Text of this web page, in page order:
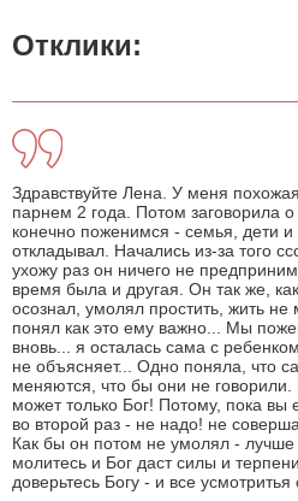
Отклики:
Здравствуйте Лена. У меня
парнем 2 года. Потом заговорила
конечно поженимся - семья, дети и
откладывал. Начались из-за того
ухожу раз он ничего не
время была и другая. Он так же,
осознал, умолял простить, жить
понял как это ему важно... Мы
вновь... я осталась сама с
не объясняет... Одно поняла, что
меняются, что бы они не говорили.
может только Бог! Потому, пока
во второй раз - не надо! не
Как бы он потом не умолял -
молитесь и Бог даст силы и
доверьтесь Богу - и все